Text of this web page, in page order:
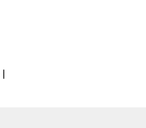
چهارده معصوم - مدایح و مناقب | شعر فارسی - قرن 14 | شعر مذهبی - قرن 14 |